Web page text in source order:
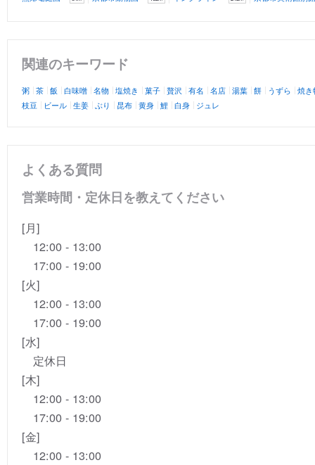
関連のキーワード
粥 茶 飯 白味噌 名物 塩焼き 菓子 贅沢 有名 名店 湯葉 餅 うずら
焼き
枝豆
ビール 生姜 ぶり 昆布 黄身 鯉 白身 ジュレ
よくある質問
営業時間・定休日を教えてください
[月]
12:00 - 13:00
17:00 - 19:00
[火]
12:00 - 13:00
17:00 - 19:00
[水]
定休日
[木]
12:00 - 13:00
17:00 - 19:00
[金]
12:00 - 13:00